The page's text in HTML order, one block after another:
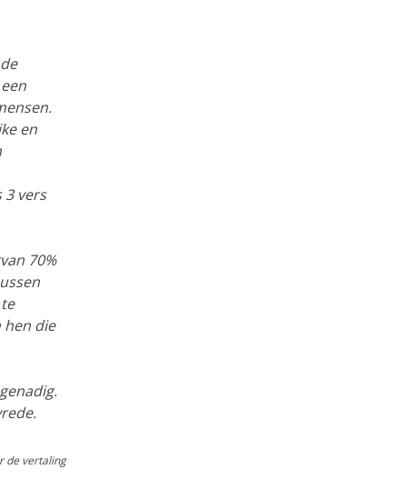
en
3 vers
70%
hen die
de vertaling